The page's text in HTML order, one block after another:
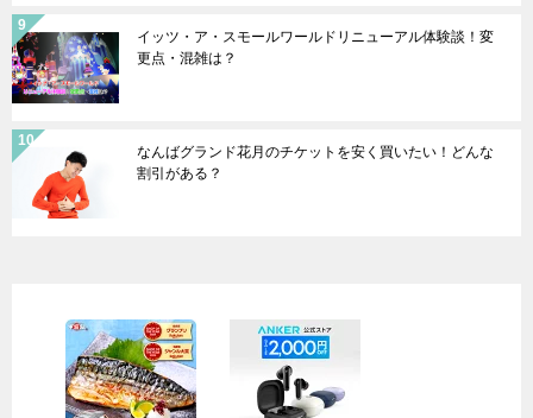
イッツ・ア・スモールワールドリニューアル体験談！変
更点・混雑は？
なんばグランド花月のチケットを安く買いたい！どんな
割引がある？